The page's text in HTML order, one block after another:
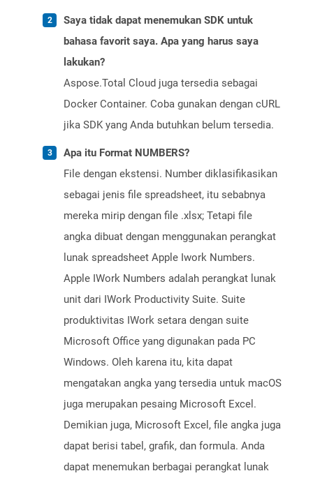
Saya tidak dapat menemukan SDK untuk
bahasa favorit saya. Apa yang harus saya
lakukan?
Aspose.Total Cloud juga tersedia sebagai
Docker Container. Coba gunakan dengan cURL
jika SDK yang Anda butuhkan belum tersedia.
Apa itu Format NUMBERS?
File dengan ekstensi. Number diklasifikasikan
sebagai jenis file spreadsheet, itu sebabnya
mereka mirip dengan file .xlsx; Tetapi file
angka dibuat dengan menggunakan perangkat
lunak spreadsheet Apple Iwork Numbers.
Apple IWork Numbers adalah perangkat lunak
unit dari IWork Productivity Suite. Suite
produktivitas IWork setara dengan suite
Microsoft Office yang digunakan pada PC
Windows. Oleh karena itu, kita dapat
mengatakan angka yang tersedia untuk macOS
juga merupakan pesaing Microsoft Excel.
Demikian juga, Microsoft Excel, file angka juga
dapat berisi tabel, grafik, dan formula. Anda
dapat menemukan berbagai perangkat lunak